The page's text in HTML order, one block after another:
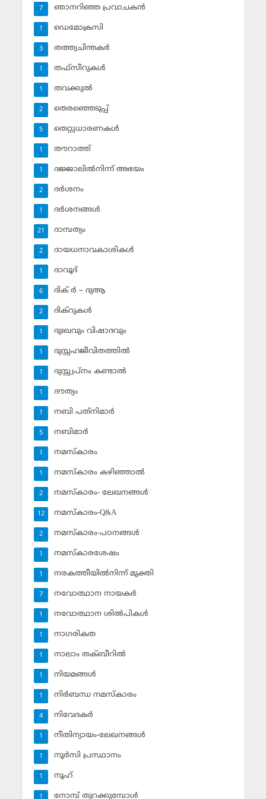
ഞാനറിഞ്ഞ പ്രവാചകന്‍
7
ഡെമോക്രസി
1
തത്ത്വചിന്തകര്‍
3
തഫ്‌സീറുകള്‍
1
തവക്കുല്‍
1
തെരഞ്ഞെടുപ്പ്
2
തെറ്റുധാരണകള്‍
5
തൗറാത്ത്
1
ദജ്ജാലില്‍നിന്ന് അഭയം
1
ദര്‍ശനം
2
ദര്‍ശനങ്ങള്‍
1
ദാമ്പത്യം
21
ദായധനാവകാശികള്‍
2
ദാവൂദ്‌
1
ദിക് ര്‍ – ദുആ
6
ദിക്‌റുകള്‍
2
ദുഃഖവും വിഷാദവും
1
ദുസ്സഹജീവിതത്തില്‍
1
ദുസ്സ്വപ്‌നം കണ്ടാല്‍
1
ദൗത്യം
1
നബി പത്‌നിമാര്‍
1
നബിമാര്‍
5
നമസ്‌കാരം
1
നമസ്‌കാരം കഴിഞ്ഞാല്‍
1
നമസ്‌കാരം- ലേഖനങ്ങള്‍
2
നമസ്‌കാരം-Q&A
12
നമസ്‌കാരം-പഠനങ്ങള്‍
2
നമസ്‌കാരശേഷം
1
നരകത്തീയില്‍നിന്ന് മുക്തി
1
നവോത്ഥാന നായകര്‍
7
നവോത്ഥാന ശില്‍പികള്‍
1
നാഗരികത
1
നാലാം തക്ബീറില്‍
1
നിയമങ്ങള്‍
1
നിര്‍ബന്ധ നമസ്‌കാരം
1
നിവേദകര്‍
4
നീതിന്യായം-ലേഖനങ്ങള്‍
1
നൂര്‍സി പ്രസ്ഥാനം
1
നൂഹ്‌
1
നോമ്പ് തുറക്കുമ്പോള്‍
1